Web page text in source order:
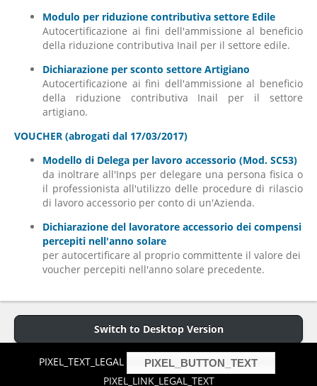
Modulo per riduzione contributiva settore Edile
Autocertificazione ai fini dell'ammissione al beneficio
della riduzione contributiva Inail per il settore edile.
Dichiarazione per sconto settore Artigiano
Autocertificazione ai fini dell'ammissione al beneficio
della riduzione contributiva Inail per il settore
artigiano.
VOUCHER (abrogati dal 17/03/2017)
Modello di Delega per lavoro accessorio (Mod. SC53)
da inoltrare all'Inps per delegare una persona fisica o
il professionista all'utilizzo delle procedure di rilascio
di lavoro accessorio per conto di un'Azienda.
Dichiarazione del lavoratore accessorio dei compensi
percepiti nell'anno solare
per autocertificare al proprio committente il valore dei
voucher percepiti nell'anno solare precedente.
Switch to Desktop Version
Copyright © 2013 P.iva 01255740019 - Cookies Policy- Hosted and
design byaries.it
PIXEL_TEXT_LEGAL PIXEL_BUTTON_TEXT
PIXEL_LINK_LEGAL_TEXT